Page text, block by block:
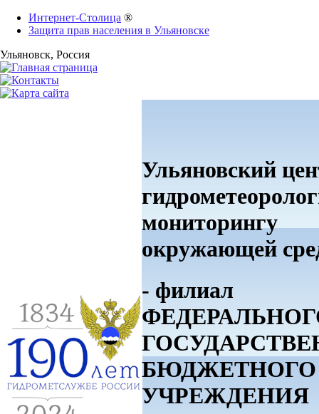
Интернет-Столица ®
Защита прав населения в Ульяновске
Ульяновск, Россия
Ульяновский
мониторингу
окружающей
- филиал
БЮДЖЕТНОГО
УЧРЕЖДЕНИЯ